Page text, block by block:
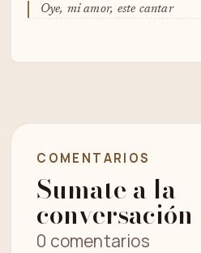
Oye, mi amor, este cantar
COMENTARIOS
Sumate a la
conversación
0 comentarios